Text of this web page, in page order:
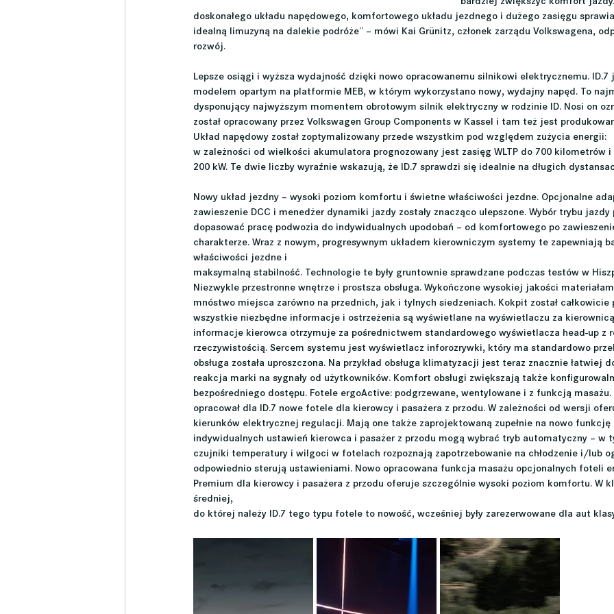
bardziej zwiększyć komfort
doskonałego układu napędowego, komfortowego układu jezdnego i dużego zasięgu
idealną limuzyną na dalekie podróże” – mówi Kai Grünitz, członek zarządu Volkswagena,
rozwój.
Lepsze osiągi i wyższa wydajność dzięki nowo opracowanemu silnikowi elektrycznemu.
modelem opartym na platformie MEB, w którym wykorzystano nowy, wydajny napęd. To
dysponujący najwyższym momentem obrotowym silnik elektryczny w rodzinie ID. Nosi on
został opracowany przez Volkswagen Group Components w Kassel i tam też jest
Układ napędowy został zoptymalizowany przede wszystkim pod względem zużycia energii:
w zależności od wielkości akumulatora prognozowany jest zasięg WLTP do 700 kilometrów
200 kW. Te dwie liczby wyraźnie wskazują, że ID.7 sprawdzi się idealnie na długich
Nowy układ jezdny – wysoki poziom komfortu i świetne właściwości jezdne. Opcjonalne
zawieszenie DCC i menedżer dynamiki jazdy zostały znacząco ulepszone. Wybór trybu
dopasować pracę podwozia do indywidualnych upodobań – od komfortowego po
charakterze. Wraz z nowym, progresywnym układem kierowniczym systemy te zapewniają
właściwości jezdne i
maksymalną stabilność. Technologie te były gruntownie sprawdzane podczas testów w
Niezwykle przestronne wnętrze i prostsza obsługa. Wykończone wysokiej jakości
mnóstwo miejsca zarówno na przednich, jak i tylnych siedzeniach. Kokpit został
wszystkie niezbędne informacje i ostrzeżenia są wyświetlane na wyświetlaczu za
informacje kierowca otrzymuje za pośrednictwem standardowego wyświetlacza head-up z
rzeczywistością. Sercem systemu jest wyświetlacz inforozrywki, który ma standardowo
obsługa została uproszczona. Na przykład obsługa klimatyzacji jest teraz znacznie łatwiej
reakcja marki na sygnały od użytkowników. Komfort obsługi zwiększają także
bezpośredniego dostępu. Fotele ergoActive: podgrzewane, wentylowane i z funkcją
opracował dla ID.7 nowe fotele dla kierowcy i pasażera z przodu. W zależności od wersji
kierunków elektrycznej regulacji. Mają one także zaprojektowaną zupełnie na nowo funkcję
indywidualnych ustawień kierowca i pasażer z przodu mogą wybrać tryb automatyczny – w
czujniki temperatury i wilgoci w fotelach rozpoznają zapotrzebowanie na chłodzenie i/lub
odpowiednio sterują ustawieniami. Nowo opracowana funkcja masażu opcjonalnych foteli
Premium dla kierowcy i pasażera z przodu oferuje szczególnie wysoki poziom komfortu. W
średniej,
do której należy ID.7 tego typu fotele to nowość, wcześniej były zarezerwowane dla aut